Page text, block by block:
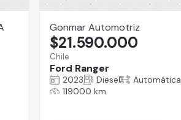
Gonmar Automotriz
Chile
Ford Ranger
$21.590.000
2023 Diesel
Automática
119000 km